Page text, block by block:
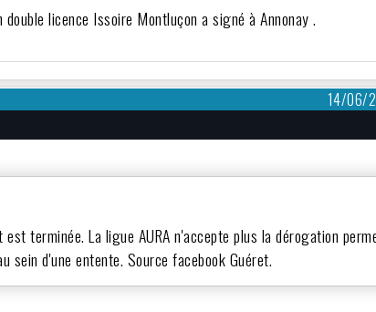
licence Issoire Montluçon a signé à Annonay .
14/06/
terminée. La ligue AURA n'accepte plus la dérogation
sein d'une entente. Source facebook Guéret.